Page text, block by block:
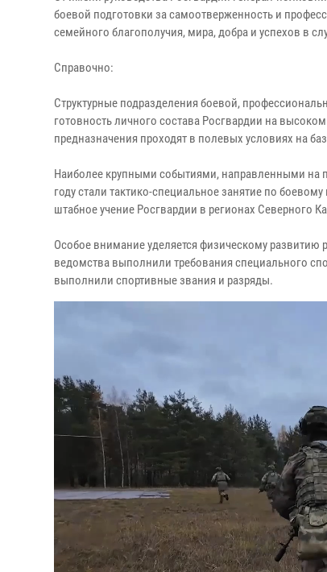
боевой подготовки за самоотверженность и
семейного благополучия, мира, добра и успехов в
Справочно:
Структурные подразделения боевой,
готовность личного состава Росгвардии на
предназначения проходят в полевых условиях на
Наиболее крупными событиями, направленными на
году стали тактико-специальное занятие по
штабное учение Росгвардии в регионах Северного
Особое внимание уделяется физическому развитию
ведомства выполнили требования специального
выполнили спортивные звания и разряды.